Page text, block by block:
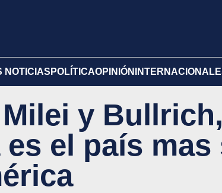
NOTICIAS POLÍTICAOPINIÓN
y Bullrich,
el país mas